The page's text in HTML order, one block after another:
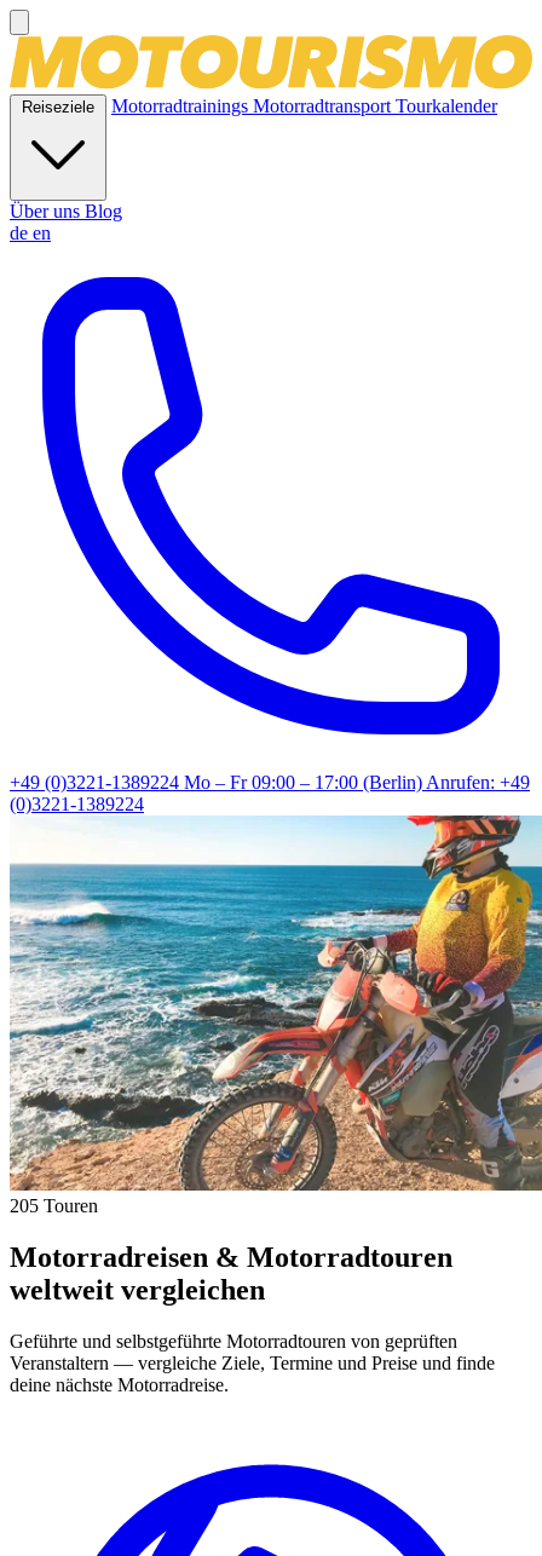
Reiseziele Motorradtrainings MotorradtransportTourkalender
Über uns Blog
de en
+49 (0)3221-1389224 Mo – Fr 09:00 – 17:00 (Berlin)Anrufen: +49
(0)3221-1389224
205 Touren
Motorradreisen & Motorradtouren
weltweit vergleichen
Geführte und selbstgeführte Motorradtouren von geprüften
Veranstaltern — vergleiche Ziele, Termine und Preise und finde
deine nächste Motorradreise.